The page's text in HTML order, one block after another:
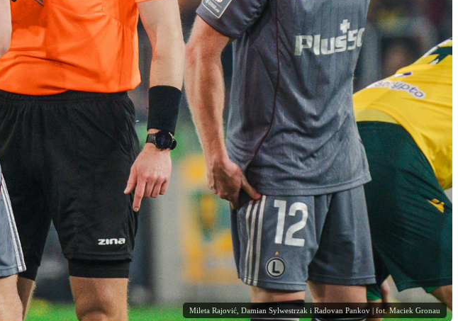
Mileta Rajović, Damian Sylwestrzak i Radovan Pankov | fot. Maciek Gronau